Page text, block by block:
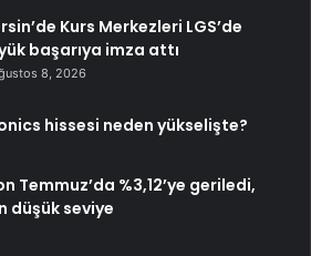
Kurs Merkezleri LGS’de
başarıya imza attı
8, 2026
hissesi neden yükselişte?
Temmuz’da %3,12’ye geriledi,
düşük seviye